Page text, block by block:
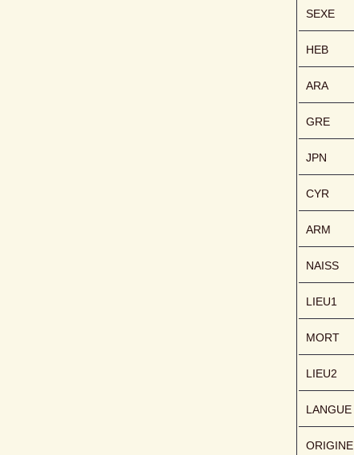
SEXE
HEB
ARA
GRE
JPN
CYR
ARM
NAISS
LIEU1
MORT
LIEU2
LANGUE
ORIGINE